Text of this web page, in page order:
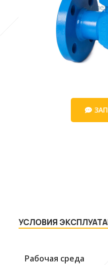
УСЛОВИЯ
Рабочая среда